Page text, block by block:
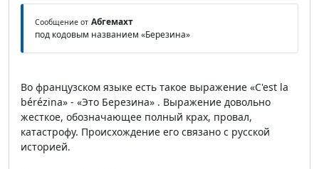
Сообщение от Абгемахт
под кодовым названием «Березина»
Во французском языке есть такое выражение «C'est la
bérézina» - «Это Березина» . Выражение довольно
жесткое, обозначающее полный крах, провал,
катастрофу. Происхождение его связано с русской
историей.